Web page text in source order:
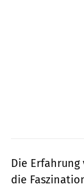
Die
die